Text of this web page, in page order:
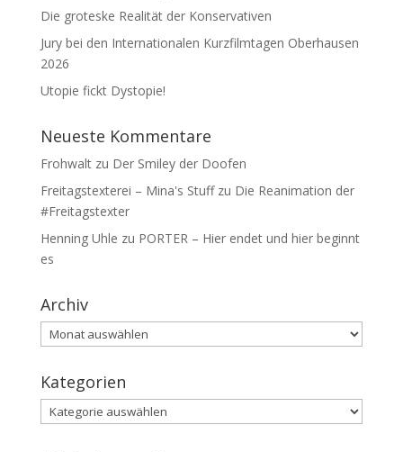
Die groteske Realität der Konservativen
Jury bei den Internationalen Kurzfilmtagen Oberhausen
2026
Utopie fickt Dystopie!
Neueste Kommentare
Frohwaltzu Der Smiley der Doofen
Freitagstexterei – Mina's Stuffzu Die Reanimation der
#Freitagstexter
Henning Uhle zu PORTER – Hier endet und hier beginnt
es
Archiv
Archiv
Kategorien
Kategorien